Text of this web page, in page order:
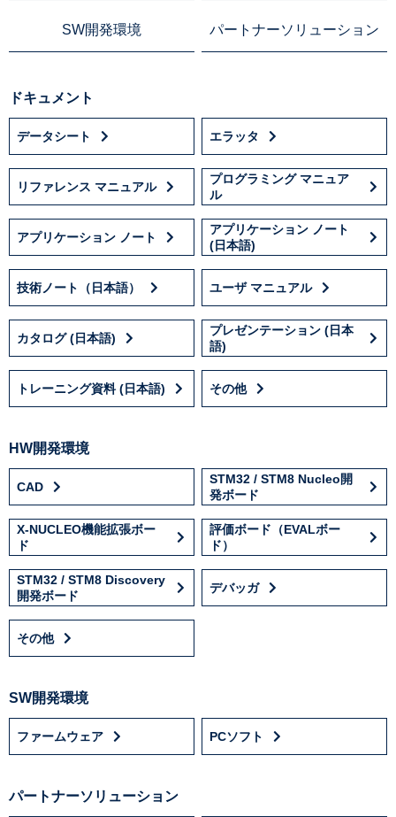
SW開発環境 パートナーソリューション
ドキュメント
データシート エラッタ
リファレンス マニュアル
プログラミング マニュア
ル
アプリケーション ノート
アプリケーション ノート
(日本語)
技術ノート（日本語） ユーザ マニュアル
カタログ (日本語)
プレゼンテーション (日本
語)
トレーニング資料 (日本語) その他
HW開発環境
CAD
STM32 / STM8 Nucleo開
発ボード
X-NUCLEO機能拡張ボー
ド
評価ボード（EVALボー
ド）
STM32 / STM8 Discovery
開発ボード
デバッガ
その他
SW開発環境
ファームウェア PCソフト
パートナーソリューション